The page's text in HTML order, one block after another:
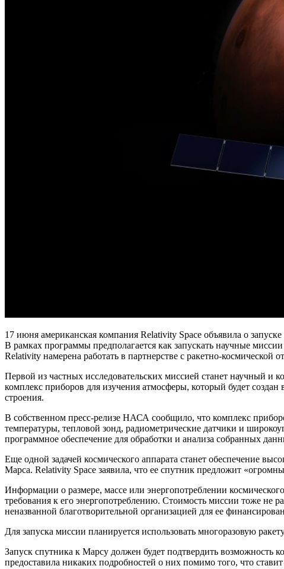
17 июня американская компания Relativity Space объявила о
В рамках программы предполагается как запускать научные
Relativity намерена работать в партнерстве с ракетно-
Первой из частных исследовательских миссией станет научный и
комплекс приборов для изучения атмосферы, который будет
строения.
В собственном пресс-релизе НАСА сообщило, что комплекс
температуры, тепловой зонд, радиометрические датчики и
программное обеспечение для обработки и анализа собранных
Еще одной задачей космического аппарата станет обеспечение
Марса. Relativity Space заявила, что ее спутник предложит
Информации о размере, массе или энергопотреблении
требования к его энергопотреблению. Стоимость миссии тоже не
неназванной благотворительной организацией для ее
Для запуска миссии планируется использовать многоразовую
Запуск спутника к Марсу должен будет подтвердить возможность
предоставила никаких подробностей о них помимо того, что